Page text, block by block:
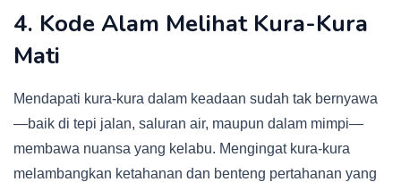
4. Kode Alam Melihat Kura-Kura
Mati
Mendapati kura-kura dalam keadaan sudah tak bernyawa
—baik di tepi jalan, saluran air, maupun dalam mimpi—
membawa nuansa yang kelabu. Mengingat kura-kura
melambangkan ketahanan dan benteng pertahanan yang